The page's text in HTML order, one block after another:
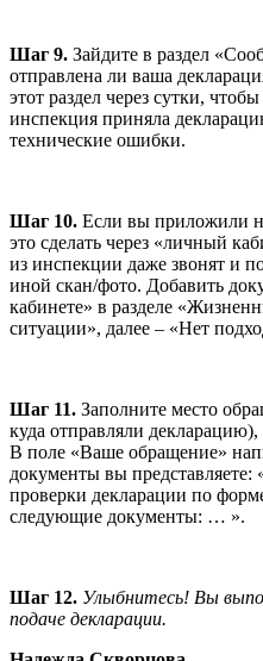
Шаг 9. Зайдите в раздел
отправлена ли ваша
этот раздел через сутки,
инспекция приняла
технические ошибки.
Шаг 10. Если вы приложили
это сделать через «личный
из инспекции даже звонят и
иной скан/фото. Добавить
кабинете» в разделе
ситуации», далее – «Нет
Шаг 11. Заполните место
куда отправляли
В поле «Ваше обращение»
документы вы представляете:
проверки декларации по
следующие документы: … ».
Шаг 12. Улыбнитесь! Вы
подаче декларации.